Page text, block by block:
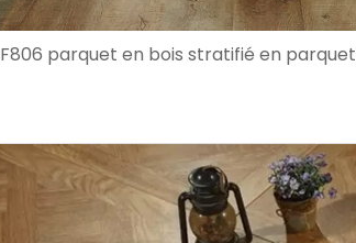
F806 parquet en bois stratifié en parquet